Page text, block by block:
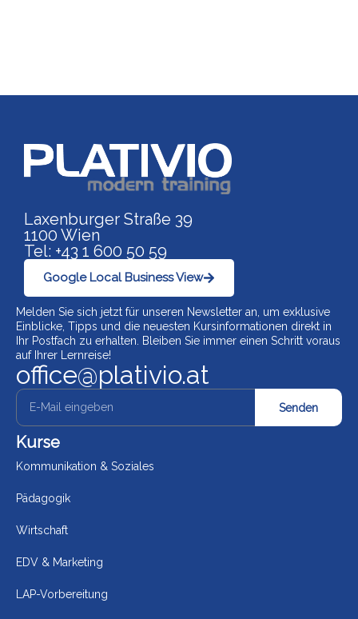
Link zu https://
Laxenburger Straße 39
1100 Wien
Tel: +43 1 600 50 59
Google Local Business View
Melden Sie sich jetzt für unseren Newsletter an, um exklusive
Einblicke, Tipps und die neuesten Kursinformationen direkt in
Ihr Postfach zu erhalten. Bleiben Sie immer einen Schritt voraus
auf Ihrer Lernreise!
office@plativio.at
Senden
Kurse
Kommunikation & Soziales
Pädagogik
Wirtschaft
EDV & Marketing
LAP-Vorbereitung